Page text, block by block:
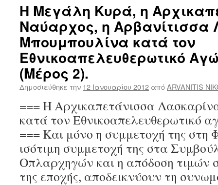
Η Μεγάλη Κυρά, η
Ναύαρχος, η Αρβανίτισσα
Μπουμπουλίνα κατά τον
Εθνικοαπελευθερωτικό
(Μέρος 2).
Δημοσιεύθηκε την 12 Ιανουαρίου 2012 απόARVANITIS
=== Η Αρχικαπετάνισσα
κατά τον Εθνικοαπελευθερωτικό
=== Και μόνο η συμμετοχή της στη
ισότιμη συμμετοχή της στα
Οπλαρχηγών και η απόδοση τιμών
της εποχής, αποδεικνύουν τη